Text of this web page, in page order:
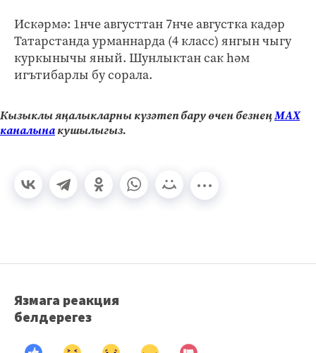
Искәрмә: 1нче августтан 7нче августка кадәр
Татарстанда урманнарда (4 класс) янгын чыгу
куркынычы яный. Шунлыктан сак һәм
игътибарлы бу сорала.
Кызыклы яңалыкларны күзәтеп бару өчен безнеңМАХ
каналынакушылыгыз.
Язмага реакция
белдерегез